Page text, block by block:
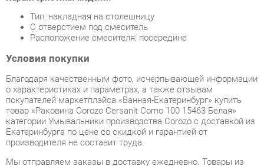
Условия покупки
Благодаря качественным фото, исчерпывающей информации
о характеристиках и параметрах, а также отзывам
покупателей маркетплэйса «Ванная-Екатеринбург» купить
товар «Раковина Corozo Cersanit Como 100 15463 Белая»
категории Умывальники производства Corozo с доставкой из
Екатеринбурга по цене со скидкой и гарантией от
производителя не составит труда.
Мы отправляем заказы в доставку ежедневно. Товары из
ассортимента в наличии на складе в Екатеринбурге вы
получите не позднее48-ми часовс момента оформления
заказа. Дополнительно вы можете заказать подъём на этаж